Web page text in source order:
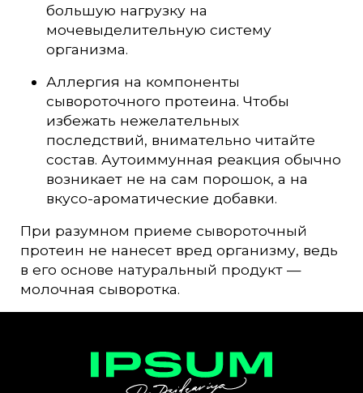
большую нагрузку на
мочевыделительную систему
организма.
Аллергия на компоненты
сывороточного протеина. Чтобы
избежать нежелательных
последствий, внимательно читайте
состав. Аутоиммунная реакция обычно
возникает не на сам порошок, а на
вкусо-ароматические добавки.
При разумном приеме сывороточный
протеин не нанесет вред организму, ведь
в его основе натуральный продукт —
молочная сыворотка.